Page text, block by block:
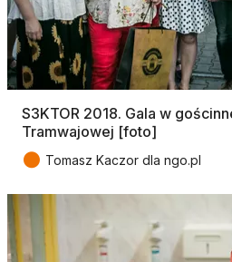
S3KTOR 2018. Gala w
Tramwajowej [foto]
● Tomasz Kaczor dla ngo.pl